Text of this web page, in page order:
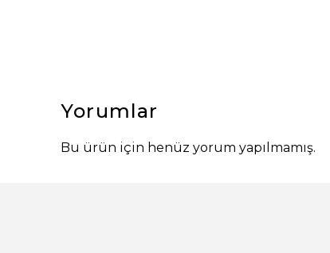
Yorumlar
Bu ürün için henüz yorum yapılmamış.